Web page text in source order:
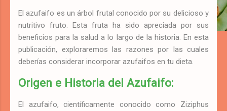
El azufaifo es un árbol frutal conocido por su delicioso y
nutritivo fruto. Esta fruta ha sido apreciada por sus
beneficios para la salud a lo largo de la historia. En esta
publicación, exploraremos las razones por las cuales
deberías considerar incorporar azufaifos en tu dieta.
Origen e Historia del Azufaifo:
El azufaifo, científicamente conocido como Ziziphus